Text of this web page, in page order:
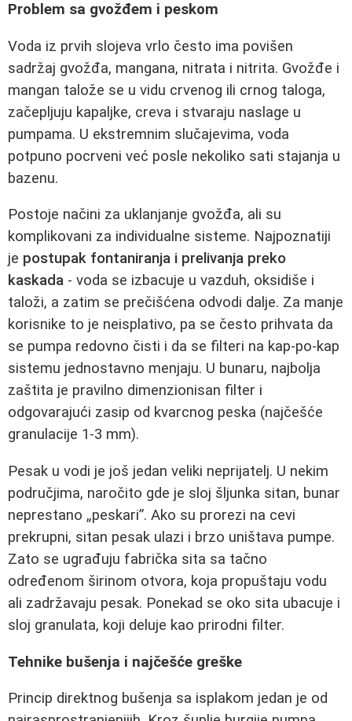
Problem sa gvožđem i peskom
Voda iz prvih slojeva vrlo često ima povišen
sadržaj gvožđa, mangana, nitrata i nitrita. Gvožđe i
mangan talože se u vidu crvenog ili crnog taloga,
začepljuju kapaljke, creva i stvaraju naslage u
pumpama. U ekstremnim slučajevima, voda
potpuno pocrveni već posle nekoliko sati stajanja u
bazenu.
Postoje načini za uklanjanje gvožđa, ali su
komplikovani za individualne sisteme. Najpoznatiji
je postupak fontaniranja i prelivanja preko
kaskada - voda se izbacuje u vazduh, oksidiše i
taloži, a zatim se prečišćena odvodi dalje. Za manje
korisnike to je neisplativo, pa se često prihvata da
se pumpa redovno čisti i da se filteri na kap-po-kap
sistemu jednostavno menjaju. U bunaru, najbolja
zaštita je pravilno dimenzionisan filter i
odgovarajući zasip od kvarcnog peska (najčešće
granulacije 1-3 mm).
Pesak u vodi je još jedan veliki neprijatelj. U nekim
područjima, naročito gde je sloj šljunka sitan, bunar
neprestano „peskari”. Ako su prorezi na cevi
prekrupni, sitan pesak ulazi i brzo uništava pumpe.
Zato se ugrađuju fabrička sita sa tačno
određenom širinom otvora, koja propuštaju vodu
ali zadržavaju pesak. Ponekad se oko sita ubacuje i
sloj granulata, koji deluje kao prirodni filter.
Tehnike bušenja i najčešće greške
Princip direktnog bušenja sa isplakom jedan je od